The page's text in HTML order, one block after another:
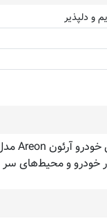
و دلپذیر
خودرو و محیط‌های سر